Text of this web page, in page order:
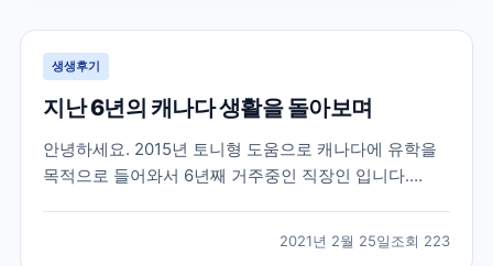
생생후기
지난 6년의 캐나다 생활을 돌아보며
안녕하세요. 2015년 토니형 도움으로 캐나다에 유학을
목적으로 들어와서 6년째 거주중인 직장인 입니다.
시간이 지났네요. 캐나다라는 나라가 어디에 있는지도
2021년 2월 25일조회 223